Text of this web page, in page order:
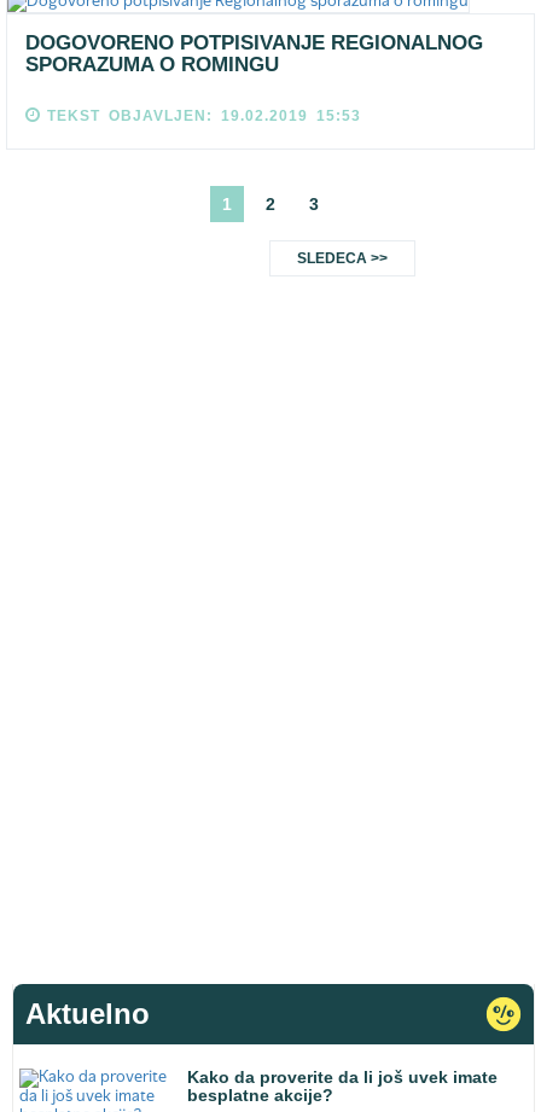
DOGOVORENO POTPISIVANJE REGIONALNOG
SPORAZUMA O ROMINGU
TEKST OBJAVLJEN: 19.02.2019 15:53
1 2 3
SLEDECA >>
Aktuelno
Kako da proverite da li još uvek imate
besplatne akcije?